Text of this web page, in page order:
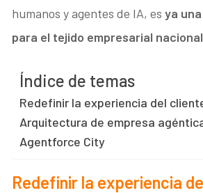
humanos y agentes de IA, esya
para el tejido empresarial
Índice de temas
Redefinir la experiencia del
Arquitectura de empresa
Agentforce City
Redefinir la experiencia